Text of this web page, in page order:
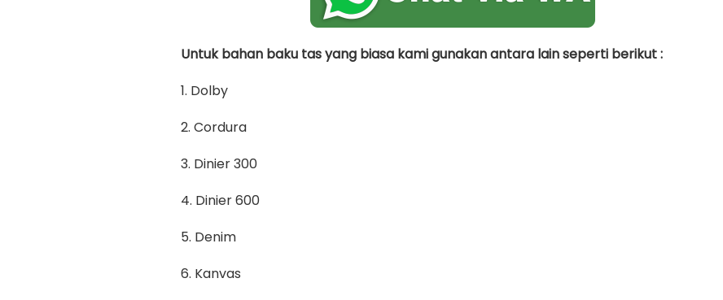
Untuk bahan baku tas yang biasa kami gunakan antara lain seperti berikut :
1. Dolby
2. Cordura
3. Dinier 300
4. Dinier 600
5. Denim
6. Kanvas